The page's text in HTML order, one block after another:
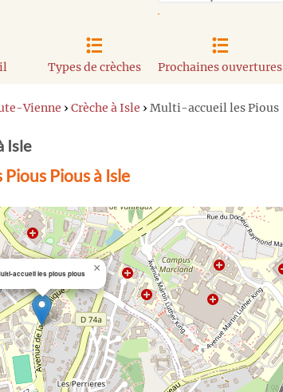
Types de crèches Prochaines ouvertures
Vienne › Crèche à Isle › Multi-accueil les Pious
Isle
Pious à Isle
accueil les pious pious ×